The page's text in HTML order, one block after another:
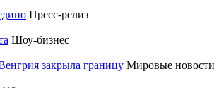
Пресс-релиз
Шоу-бизнес
закрыла границу Мировые новости